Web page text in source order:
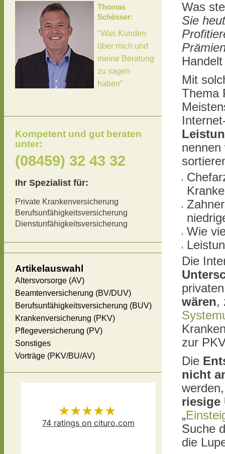
Was
Sie
Mit
Thema
nennen
Wie
Die
wären,
zur
Die
nicht
riesige
„
Suche
die
Thomas
Schösser:
"Was Kunden
über mich und
meine Beratung
zu sagen
haben"
Kompetent und gut beraten
unter:
(08459) 32 43 32
Ihr Spezialist für:
Private Krankenversicherung
Berufsunfähigkeitsversicherung
Dienstunfähigkeitsversicherung
Artikelauswahl
Altersvorsorge (AV)
Beamtenversicherung (BV/DUV)
Berufsunfähigkeitsversicherung (BUV)
Krankenversicherung (PKV)
Pflegeversicherung (PV)
Sonstiges
Vorträge (PKV/BU/AV)
★★★★★
74 ratings on cituro.com